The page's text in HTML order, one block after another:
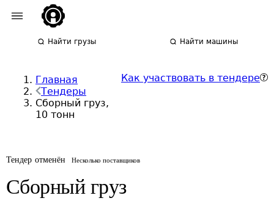
Найти грузы Найти машины
Главная
Тендеры
Сборный груз,
10 тонн
Как участвовать в тендере
Тендер отменён Несколько поставщиков
Сборный груз